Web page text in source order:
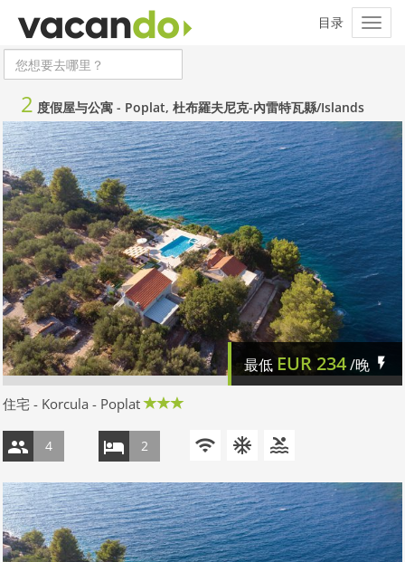
2 度假屋与公寓 - Poplat, 杜布羅夫尼克-內雷特瓦縣/Islands
最低 EUR 234/晚
住宅 - Korcula - Poplat
4 2